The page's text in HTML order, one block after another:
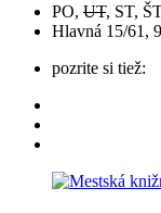
PO, UT, ST,
Hlavná 15/61,
pozrite si tiež: